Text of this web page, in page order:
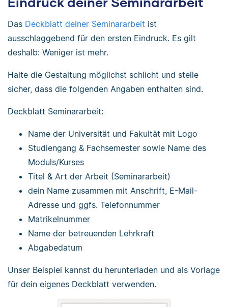
Das Deckblatt deiner Seminararbeit ist
ausschlaggebend für den ersten Eindruck. Es gilt
deshalb: Weniger ist mehr.
Halte die Gestaltung möglichst schlicht und stelle
sicher, dass die folgenden Angaben enthalten sind.
Deckblatt Seminararbeit:
Name der Universität und Fakultät mit Logo
Studiengang & Fachsemester sowie Name des
Moduls/Kurses
Titel & Art der Arbeit (Seminararbeit)
dein Name zusammen mit Anschrift, E-Mail-
Adresse und ggfs. Telefonnummer
Matrikelnummer
Name der betreuenden Lehrkraft
Abgabedatum
Unser Beispiel kannst du herunterladen und als Vorlage
für dein eigenes Deckblatt verwenden.